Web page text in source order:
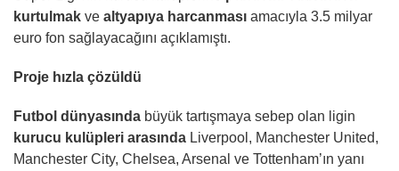
kurtulmak ve altyapıya harcanması amacıyla 3.5 milyar
euro fon sağlayacağını açıklamıştı.
Proje hızla çözüldü
Futbol dünyasında büyük tartışmaya sebep olan ligin
kurucu kulüpleri arasında Liverpool, Manchester United,
Manchester City, Chelsea, Arsenal ve Tottenham’ın yanı